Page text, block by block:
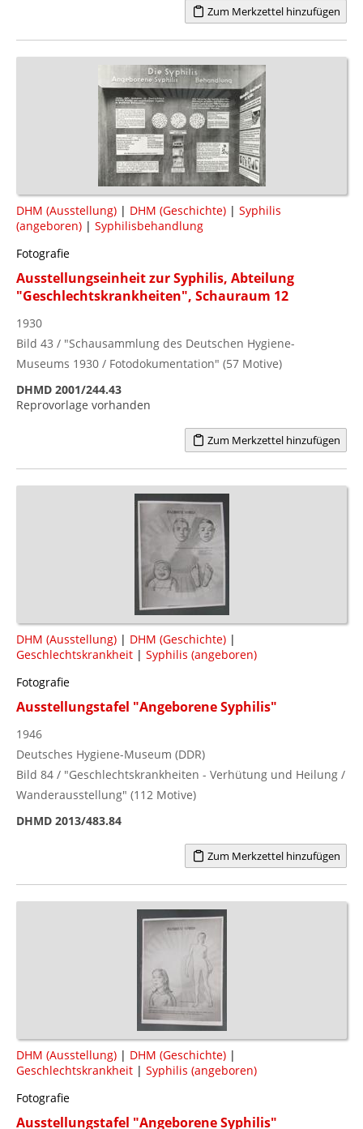
Zum Merkzettel hinzufügen
DHM (Ausstellung) | DHM (Geschichte) | Syphilis
(angeboren) | Syphilisbehandlung
Fotografie
Ausstellungseinheit zur Syphilis, Abteilung
"Geschlechtskrankheiten", Schauraum 12
1930
Bild 43 / "Schausammlung des Deutschen Hygiene-
Museums 1930 / Fotodokumentation" (57 Motive)
DHMD 2001/244.43
Reprovorlage vorhanden
Zum Merkzettel hinzufügen
DHM (Ausstellung) | DHM (Geschichte) |
Geschlechtskrankheit | Syphilis (angeboren)
Fotografie
Ausstellungstafel "Angeborene Syphilis"
1946
Deutsches Hygiene-Museum (DDR)
Bild 84 / "Geschlechtskrankheiten - Verhütung und Heilung /
Wanderausstellung" (112 Motive)
DHMD 2013/483.84
Zum Merkzettel hinzufügen
DHM (Ausstellung) | DHM (Geschichte) |
Geschlechtskrankheit | Syphilis (angeboren)
Fotografie
Ausstellungstafel "Angeborene Syphilis"